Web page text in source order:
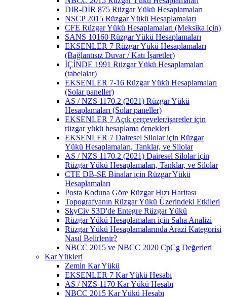
DIR-DİR 875 Rüzgar Yükü Hesaplamaları
NSCP 2015 Rüzgar Yükü Hesaplamaları
CFE Rüzgar Yükü Hesaplamaları (Meksika için)
SANS 10160 Rüzgar Yükü Hesaplamaları
EKSENLER 7 Rüzgar Yükü Hesaplamaları
(Bağlantısız Duvar / Katı İşaretler)
İÇİNDE 1991 Rüzgar Yükü Hesaplamaları
(tabelalar)
EKSENLER 7-16 Rüzgar Yükü Hesaplamaları
(Solar paneller)
AS / NZS 1170.2 (2021) Rüzgar Yükü
Hesaplamaları (Solar paneller)
EKSENLER 7 Açık çerçeveler/işaretler için
rüzgar yükü hesaplama örnekleri
EKSENLER 7 Dairesel Silolar için Rüzgar
Yükü Hesaplamaları, Tanklar, ve Silolar
AS / NZS 1170.2 (2021) Dairesel Silolar için
Rüzgar Yükü Hesaplamaları, Tanklar, ve Silolar
CTE DB-SE Binalar için Rüzgar Yükü
Hesaplamaları
Posta Koduna Göre Rüzgar Hızı Haritası
Topografyanın Rüzgar Yükü Üzerindeki Etkileri
SkyCiv S3D'de Entegre Rüzgar Yükü
Rüzgar Yükü Hesaplamaları için Saha Analizi
Rüzgar Yükü Hesaplamalarında Arazi Kategorisi
Nasıl Belirlenir?
NBCC 2015 ve NBCC 2020 CpCg Değerleri
Kar Yükleri
Zemin Kar Yükü
EKSENLER 7 Kar Yükü Hesabı
AS / NZS 1170 Kar Yükü Hesabı
NBCC 2015 Kar Yükü Hesabı